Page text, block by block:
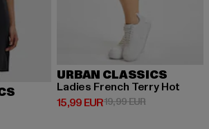
EUR 29,99 EUR
URBAN CLASSICS
Ladies French Terry Hot
15,99 EUR
Derzeitiger Preis: 15,99 EUR
19,99 EURAktionspreis: